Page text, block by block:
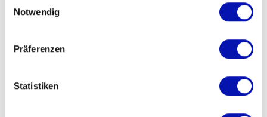
Notwendig
Präferenzen
Statistiken
Links
zukunft-
inklusion.ch/gr/aktion/themenwege-